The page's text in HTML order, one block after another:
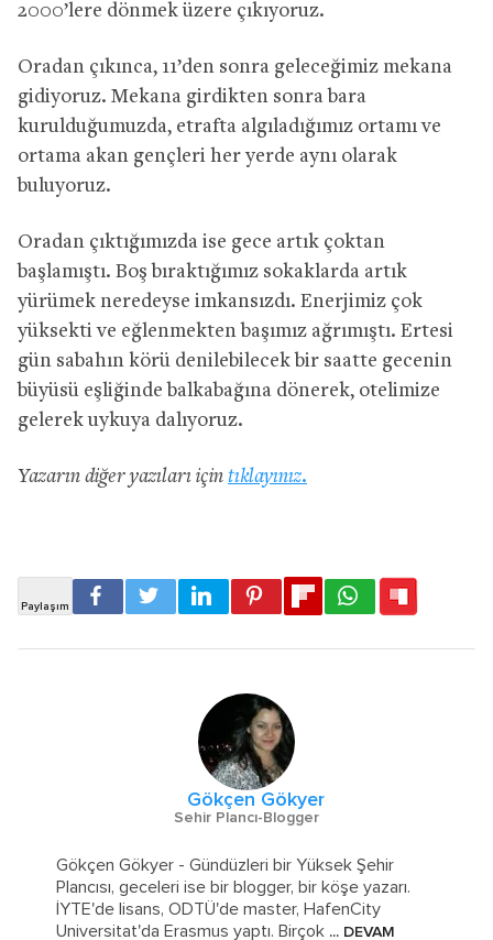
2000’lere dönmek üzere çıkıyoruz.
Oradan çıkınca, 11’den sonra geleceğimiz mekana
gidiyoruz. Mekana girdikten sonra bara
kurulduğumuzda, etrafta algıladığımız ortamı ve
ortama akan gençleri her yerde aynı olarak
buluyoruz.
Oradan çıktığımızda ise gece artık çoktan
başlamıştı. Boş bıraktığımız sokaklarda artık
yürümek neredeyse imkansızdı. Enerjimiz çok
yüksekti ve eğlenmekten başımız ağrımıştı. Ertesi
gün sabahın körü denilebilecek bir saatte gecenin
büyüsü eşliğinde balkabağına dönerek, otelimize
gelerek uykuya dalıyoruz.
Yazarın diğer yazıları için tıklayınız.
Gökçen Gökyer
Sehir Plancı-Blogger
Gökçen Gökyer - Gündüzleri bir Yüksek Şehir
Plancısı, geceleri ise bir blogger, bir köşe yazarı.
İYTE'de lisans, ODTÜ'de master, HafenCity
Universitat'da Erasmus yaptı. Birçok ... DEVAM